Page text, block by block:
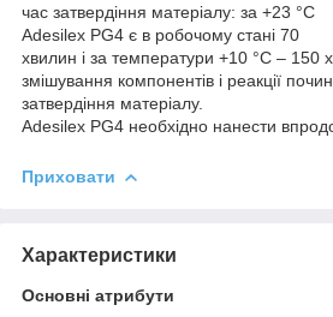
час затвердіння матеріалу: за +23 °C
Adesilex PG4 є в робочому стані 70
хвилин і за температури +10 °C – 150
змішування компонентів і реакції
затвердіння матеріалу.
Adesilex PG4 необхідно нанести
Приховати
Характеристики
Основні атрибути